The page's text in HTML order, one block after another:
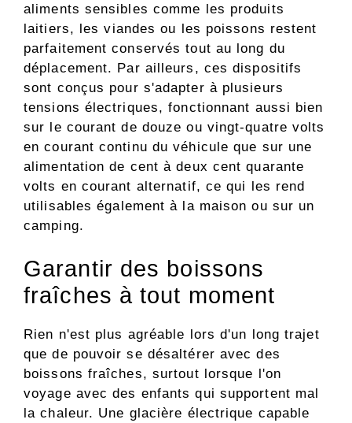
aliments sensibles comme les produits
laitiers, les viandes ou les poissons restent
parfaitement conservés tout au long du
déplacement. Par ailleurs, ces dispositifs
sont conçus pour s'adapter à plusieurs
tensions électriques, fonctionnant aussi bien
sur le courant de douze ou vingt-quatre volts
en courant continu du véhicule que sur une
alimentation de cent à deux cent quarante
volts en courant alternatif, ce qui les rend
utilisables également à la maison ou sur un
camping.
Garantir des boissons
fraîches à tout moment
Rien n'est plus agréable lors d'un long trajet
que de pouvoir se désaltérer avec des
boissons fraîches, surtout lorsque l'on
voyage avec des enfants qui supportent mal
la chaleur. Une glacière électrique capable